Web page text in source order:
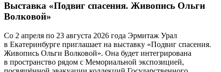
Выставка «Подвиг спасения. Живопись Ольги
Волковой»
Со 2 апреля по 23 августа 2026 года Эрмитаж Урал
в Екатеринбурге приглашает на выставку «Подвиг спасения.
Живопись Ольги Волковой». Она будет интегрирована
в пространство рядом с Мемориальной экспозицией,